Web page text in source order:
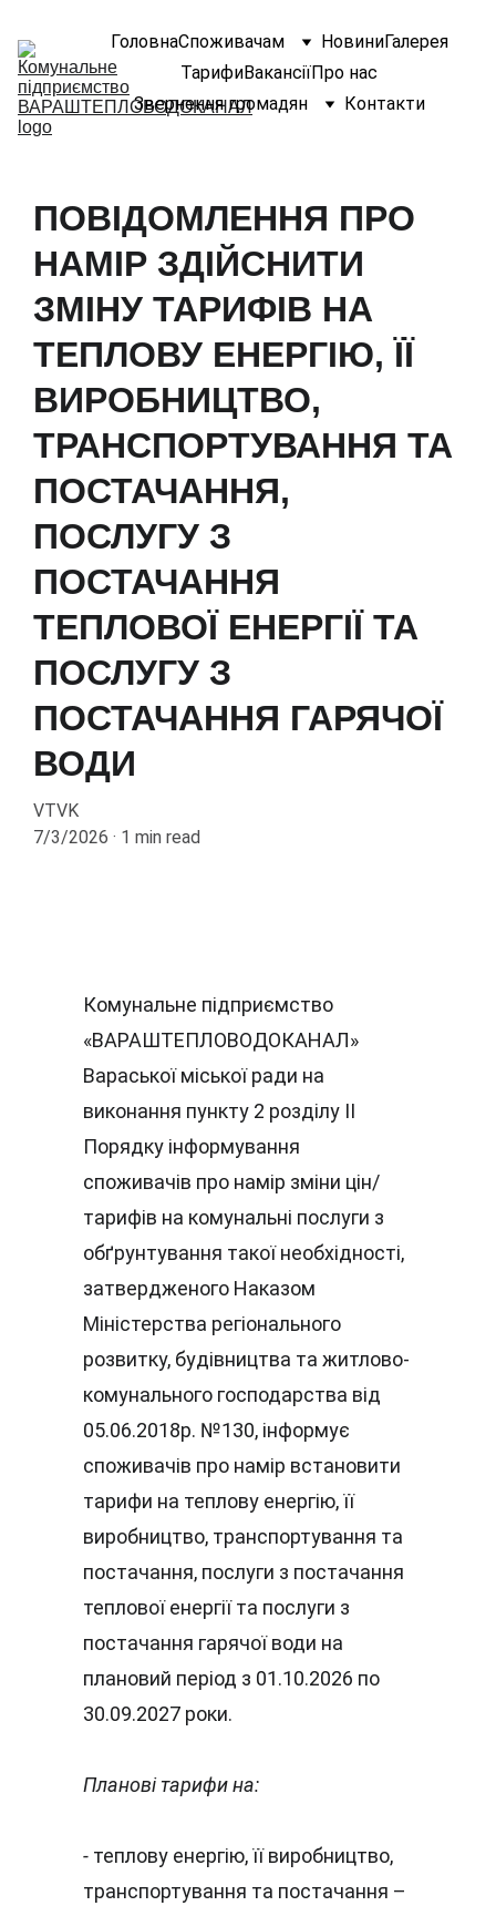
ГоловнаСпоживачам НовиниГалерея
ТарифиВакансіїПро нас
Звернення громадян
Контакти
ПОВІДОМЛЕННЯ ПРО
НАМІР ЗДІЙСНИТИ
ЗМІНУ ТАРИФІВ НА
ТЕПЛОВУ ЕНЕРГІЮ, ЇЇ
ВИРОБНИЦТВО,
ТРАНСПОРТУВАННЯ ТА
ПОСТАЧАННЯ,
ПОСЛУГУ З
ПОСТАЧАННЯ
ТЕПЛОВОЇ ЕНЕРГІЇ ТА
ПОСЛУГУ З
ПОСТАЧАННЯ ГАРЯЧОЇ
ВОДИ
VTVK
7/3/2026
1 min read
Комунальне підприємство
«ВАРАШТЕПЛОВОДОКАНАЛ»
Вараської міської ради на
виконання пункту 2 розділу ІІ
Порядку інформування
споживачів про намір зміни цін/
тарифів на комунальні послуги з
обґрунтування такої необхідності,
затвердженого Наказом
Міністерства регіонального
розвитку, будівництва та житлово-
комунального господарства від
05.06.2018р. №130, інформує
споживачів про намір встановити
тарифи на теплову енергію, її
виробництво, транспортування та
постачання, послуги з постачання
теплової енергії та послуги з
постачання гарячої води на
плановий період з 01.10.2026 по
30.09.2027 роки.
Планові тарифи на:
- теплову енергію, її виробництво,
транспортування та постачання –